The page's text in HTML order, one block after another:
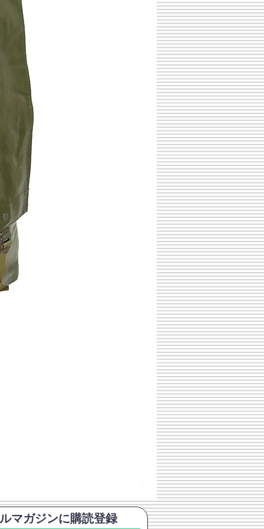
チェコスロバキア軍 連邦共
価格
￥398
消費税込み
マガジンに購読登録